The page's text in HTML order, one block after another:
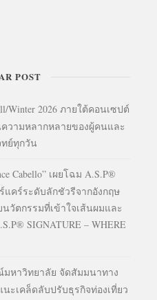
POST
Winter 2026 ภายใต้คอนเซปต์
ความหลากหลายของผู้คนและ
ย์ทุกวัน
Cabello” เผยโฉม A.S.P®
แคร์ระดับลักชัวรีจากอังกฤษ
วัตกรรมที่เข้าใจเส้นผมและ
SIGNATURE – WHERE
หาวิทยาลัย จัดสัมมนาทาง
ะเคล็ดลับปรับธุรกิจท่องเที่ยว